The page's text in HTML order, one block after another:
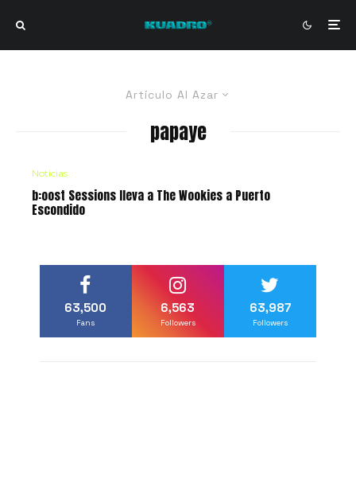
Artículo Al Azar
papaye
Noticias
b:oost Sessions lleva a The Wookies a Puerto
Escondido
63,500
Fans
6,563
Followers
63,987
Followers